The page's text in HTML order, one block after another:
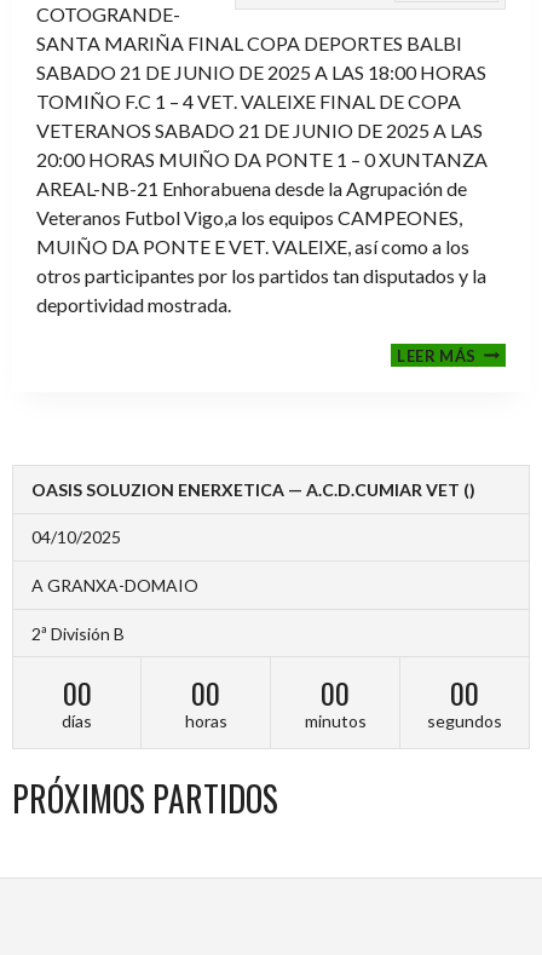
COTOGRANDE-
SANTA MARIÑA FINAL COPA DEPORTES BALBI
SABADO 21 DE JUNIO DE 2025 A LAS 18:00 HORAS
TOMIÑO F.C 1 – 4 VET. VALEIXE FINAL DE COPA
VETERANOS SABADO 21 DE JUNIO DE 2025 A LAS
20:00 HORAS MUIÑO DA PONTE 1 – 0 XUNTANZA
AREAL-NB-21 Enhorabuena desde la Agrupación de
Veteranos Futbol Vigo,a los equipos CAMPEONES,
MUIÑO DA PONTE E VET. VALEIXE, así como a los
otros participantes por los partidos tan disputados y la
deportividad mostrada.
LEER MÁS
2024-
OASIS SOLUZION ENERXETICA — A.C.D.CUMIAR VET ()
04/10/2025
A GRANXA-DOMAIO
2ª División B
00
días
00
horas
00
minutos
00
segundos
PRÓXIMOS PARTIDOS